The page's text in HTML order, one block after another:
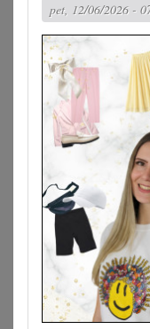
pet, 12/06/2026 -